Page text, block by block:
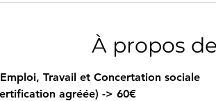
À propos
Emploi, Travail et Concertation sociale
agréée) -> 60€